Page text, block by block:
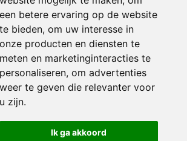
een betere ervaring op de website
te bieden, om uw interesse in
onze producten en diensten te
meten en marketinginteracties te
personaliseren, om advertenties
weer te geven die relevanter voor
u zijn.
Ik ga akkoord